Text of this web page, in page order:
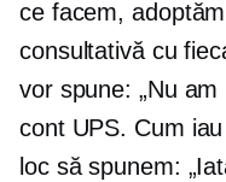
ce facem,
consultativă cu
vor spune: „Nu
cont UPS. Cum
loc să spunem: